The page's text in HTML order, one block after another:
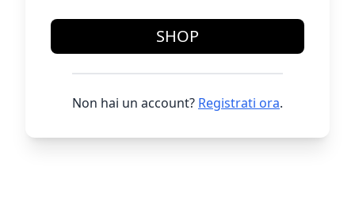
SHOP
Non hai un account? Registrati ora.